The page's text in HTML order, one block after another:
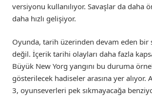
versiyonu kullanılıyor. Savaşlar da daha
daha hızlı gelişiyor.
Oyunda, tarih üzerinden devam eden bir
değil. İçerik tarihi olayları daha fazla
Büyük New Yorg yangını bu duruma
gösterilecek hadiseler arasına yer alıyor.
3, oyunseverleri pek sıkmayacağa